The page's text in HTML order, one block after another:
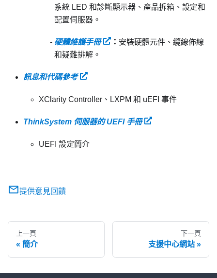
系統 LED 和診斷顯示器、產品拆箱、設定和
配置伺服器。
硬體維護手冊 ： 安裝硬體元件、纜線佈線
和疑難排解。
訊息和代碼參考
XClarity Controller、LXPM 和 uEFI 事件
ThinkSystem 伺服器的 UEFI 手冊
UEFI 設定簡介
提供意見回饋
上一頁
簡介
下一頁
支援中心網站